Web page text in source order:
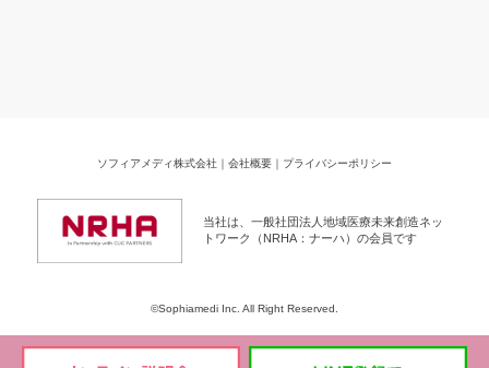
ソフィアメディ株式会社 ｜ 会社概要 ｜ プライバシーポリシー
当社は、一般社団法人地域医療未来創造ネッ
トワーク（NRHA：ナーハ）の会員です
©Sophiamedi Inc. All Right Reserved.